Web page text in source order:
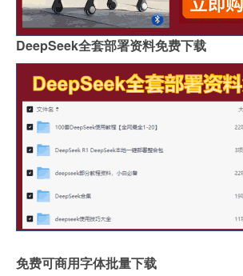
DeepSeek全套部署资料免费下载
免费可商用字体批量下载